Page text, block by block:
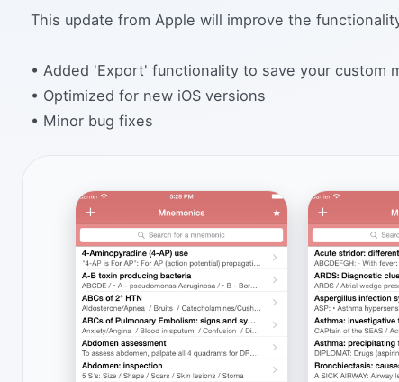
This update from Apple will improve the
• Added 'Export' functionality to save your custom
• Optimized for new iOS versions
• Minor bug fixes